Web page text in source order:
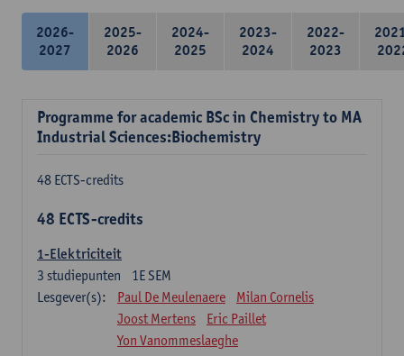
2026-
2027
2025-
2026
2024-
2025
2023-
2024
2022-
2023
Programme for academic BSc in Chemistry to MA
Industrial Sciences:Biochemistry
48 ECTS-credits
48 ECTS-credits
1-Elektriciteit
1E SEM
3 studiepunten
Lesgever(s):
Paul De Meulenaere
Milan Cornelis
Joost Mertens
Eric Paillet
Yon Vanommeslaeghe